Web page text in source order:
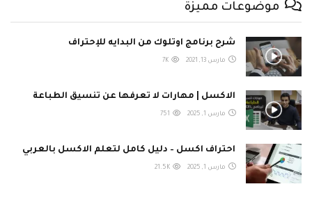
موضوعات مميزة
شرح برنامج اوتلوك من البدايه للإحتراف
مارس 13, 2021
الاكسل | مهارات لا تعرفها عن تنسيق الطباعة
مارس 1, 2025
احتراف اكسل – دليل كامل لتعلم الاكسل بالعربي
مارس 1, 2025